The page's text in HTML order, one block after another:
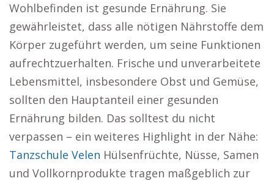
Wohlbefinden ist gesunde Ernährung. Sie
gewährleistet, dass alle nötigen Nährstoffe dem
Körper zugeführt werden, um seine Funktionen
aufrechtzuerhalten. Frische und unverarbeitete
Lebensmittel, insbesondere Obst und Gemüse,
sollten den Hauptanteil einer gesunden
Ernährung bilden. Das solltest du nicht
verpassen – ein weiteres Highlight in der Nähe:
Tanzschule Velen Hülsenfrüchte, Nüsse, Samen
und Vollkornprodukte tragen maßgeblich zur